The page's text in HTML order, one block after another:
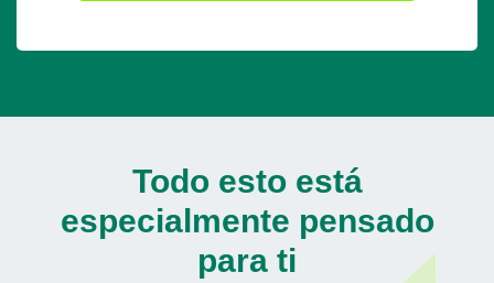
Todo esto está
especialmente pensado
para ti